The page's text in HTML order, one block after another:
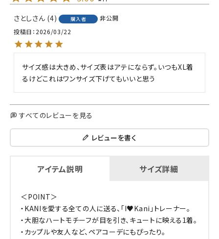
さとし 4 購入者
非公開
投稿日 2026/03/22
サイズ感は大きめ、サイズ表はアテにならず。いつもXL着
るけどこれはワンサイズ下げてもいいと思う
すべてのレビューを見る
レビューを書く
アイテム説明 サイズ詳細
＜POINT＞
・KANIを愛する全ての人に送る、「I♥Kani」トレーナー。
・大胆なハートモチーフが目を引き、キュートに映える1着。
・カップルや友人など、ペアコーデにもぴったり。